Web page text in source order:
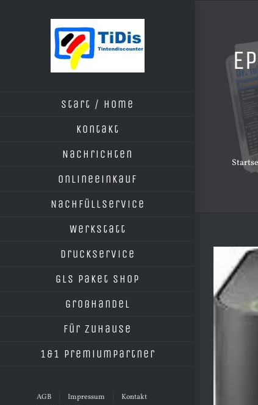
Start / Home
Kontakt
Nachrichten
Onlineeinkauf
Nachfüllservice
Werkstatt
Druckservice
GLS Paket Shop
Großhandel
Für Zuhause
1&1 Premiumpartner
AGB Impressum
Kontakt
grösseres
Bild